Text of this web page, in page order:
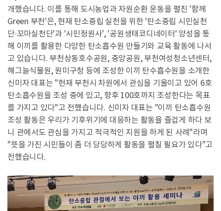
개했습니다. 이를 통해 도시농업과 자원순환 운동을 펼친 '함께
Green 부천'은, 현재 탄소중립 실천을 위한 '탄소중립 시민실천
단∙꼬마실천단'과 '시민정원사', '공원생태코디네이터' 양성을 통
해 이끼를 활용한 다양한 탄소흡수원 만들기와 교육 활동에 나서
고 있습니다. 부천상동호수공원, 중앙공원, 부천여성청소년센터,
해그늘식물원, 원미구청 등에 조성한 이끼 탄수흡수원을 소개한
신미자 대표는 "현재 부천시 차원에서 관심을 기울이고 있어 6호
탄소흡수원을 조성 중에 있고, 향후 100호까지 조성한다는 목표
를 가지고 있다"고 전했습니다. 신미자 대표는 "이끼 탄소흡수원
조성 활동은 우리가 기후위기에 대응하는 활동을 즐겁게 하다 보
니 관에서도 관심을 가지고 적극적인 지원을 하게 된 사례"라며
"뜻을 가진 시민들이 좀 더 당당하게 활동을 펼칠 필요가 있다"고
전했습니다.